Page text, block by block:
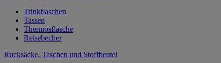
Trinkflaschen
Tassen
Thermosflasche
Reisebecher
Rucksäcke, Taschen und Stoffbeutel